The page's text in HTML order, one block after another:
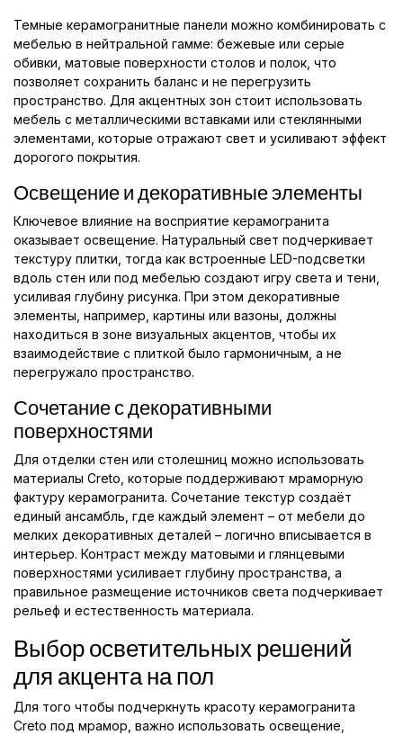
Темные керамогранитные панели можно комбинировать с
мебелью в нейтральной гамме: бежевые или серые
обивки, матовые поверхности столов и полок, что
позволяет сохранить баланс и не перегрузить
пространство. Для акцентных зон стоит использовать
мебель с металлическими вставками или стеклянными
элементами, которые отражают свет и усиливают эффект
дорогого покрытия.
Освещение и декоративные элементы
Ключевое влияние на восприятие керамогранита
оказывает освещение. Натуральный свет подчеркивает
текстуру плитки, тогда как встроенные LED-подсветки
вдоль стен или под мебелью создают игру света и тени,
усиливая глубину рисунка. При этом декоративные
элементы, например, картины или вазоны, должны
находиться в зоне визуальных акцентов, чтобы их
взаимодействие с плиткой было гармоничным, а не
перегружало пространство.
Сочетание с декоративными
поверхностями
Для отделки стен или столешниц можно использовать
материалы Creto, которые поддерживают мраморную
фактуру керамогранита. Сочетание текстур создаёт
единый ансамбль, где каждый элемент – от мебели до
мелких декоративных деталей – логично вписывается в
интерьер. Контраст между матовыми и глянцевыми
поверхностями усиливает глубину пространства, а
правильное размещение источников света подчеркивает
рельеф и естественность материала.
Выбор осветительных решений
для акцента на пол
Для того чтобы подчеркнуть красоту керамогранита
Creto под мрамор, важно использовать освещение,